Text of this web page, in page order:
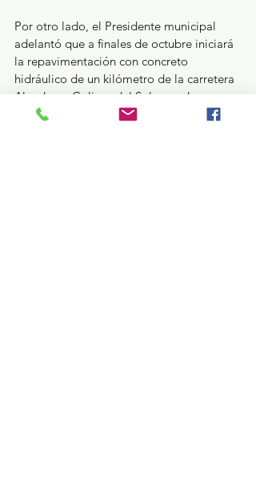
Por otro lado, el Presidente municipal
adelantó que a finales de octubre iniciará
la repavimentación con concreto
hidráulico de un kilómetro de la carretera
Almoloya–Colinas del Sol, con el
propósito de mejorar la movilidad y